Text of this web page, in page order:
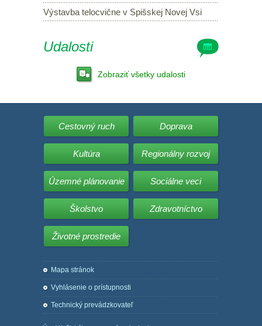
Výstavba telocvične v Spišskej Novej Vsi
Udalosti
Zobraziť všetky udalosti
Cestovný ruch Doprava
Kultúra Regionálny rozvoj
Územné plánovanie Sociálne veci
Školstvo Zdravotníctvo
Životné prostredie
Mapa stránok
Vyhlásenie o prístupnosti
Technický prevádzkovateľ